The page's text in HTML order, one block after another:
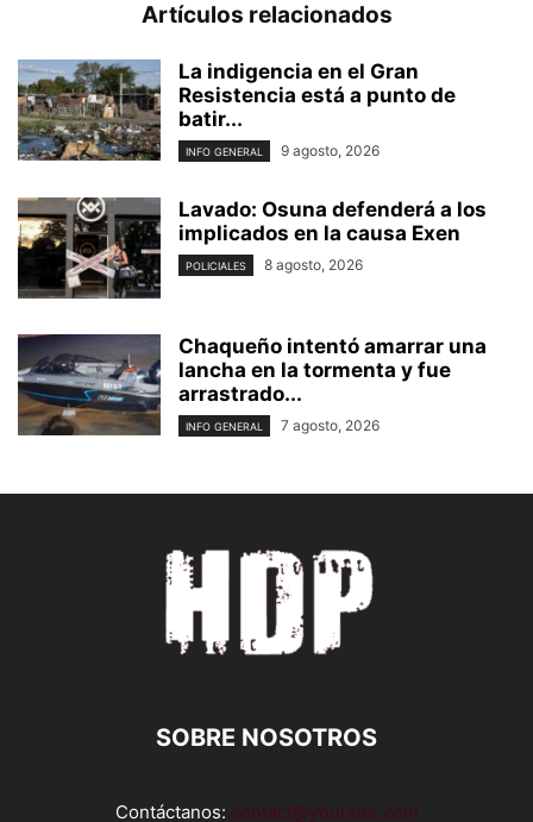
Artículos relacionados
La indigencia en el Gran
Resistencia está a punto de
batir...
INFO GENERAL 9 agosto, 2026
Lavado: Osuna defenderá a los
implicados en la causa Exen
POLICIALES 8 agosto, 2026
Chaqueño intentó amarrar una
lancha en la tormenta y fue
arrastrado...
INFO GENERAL 7 agosto, 2026
SOBRE NOSOTROS
Contáctanos: contact@yoursite.com